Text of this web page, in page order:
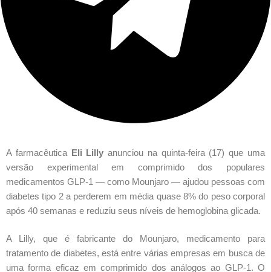
A farmacêutica Eli Lilly anunciou na quinta-feira (17) que uma
versão experimental em comprimido dos populares
medicamentos GLP-1 — como Mounjaro — ajudou pessoas com
diabetes tipo 2 a perderem em média quase 8% do peso corporal
após 40 semanas e reduziu seus níveis de hemoglobina glicada.
A Lilly, que é fabricante do Mounjaro, medicamento para
tratamento de diabetes, está entre várias empresas em busca de
uma forma eficaz em comprimido dos análogos ao GLP-1. O